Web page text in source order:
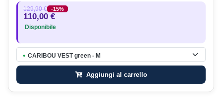
129,90 € -15%
110,00 €
Disponibile
● CARIBOU VEST green - M
Aggiungi al carrello